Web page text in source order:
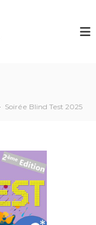
Soirée Blind Test 2025